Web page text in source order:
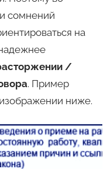
сомнений
на
/
. Пример
ниже.